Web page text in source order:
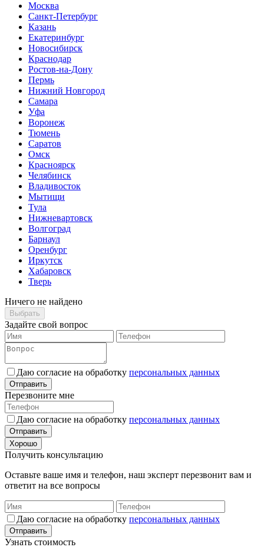
Москва
Санкт-Петербург
Казань
Екатеринбург
Новосибирск
Краснодар
Ростов-на-Дону
Пермь
Нижний Новгород
Самара
Уфа
Воронеж
Тюмень
Саратов
Омск
Красноярск
Челябинск
Владивосток
Мытищи
Тула
Нижневартовск
Волгоград
Барнаул
Оренбург
Иркутск
Хабаровск
Тверь
Ничего не найдено
Выбрать
Задайте свой вопрос
Даю согласие на обработку персональных данных
Отправить
Перезвоните мне
Даю согласие на обработку персональных данных
Отправить
Хорошо
Получить консультацию
Оставьте ваше имя и телефон, наш эксперт перезвонит вам и
ответит на все вопросы
Даю согласие на обработку персональных данных
Отправить
Узнать стоимость